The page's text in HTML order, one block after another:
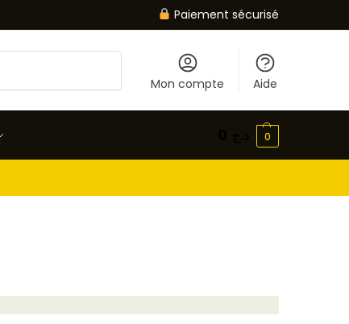
Paiement sécurisé
Mon compte Aide
0